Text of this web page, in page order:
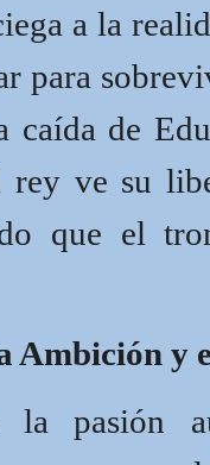
a la
para
caída de
rey ve su
que el
Ambición y
la pasión